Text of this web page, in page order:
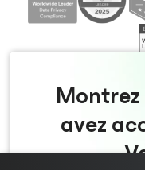
avez
©2026